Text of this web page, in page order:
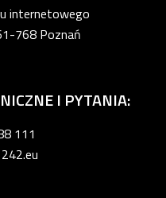
internetowego
768 Poznań
I PYTANIA:
111